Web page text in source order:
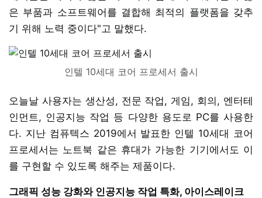
은 부품과 소프트웨어를 결합해 최적의 플랫폼을 갖추
기 위해 노력 중이다"고 말했다.
인텔 10세대 코어 프로세서 출시
오늘날 사용자는 생산성, 전문 작업, 게임, 회의, 엔터테
인먼트, 인공지능 작업 등 다양한 용도로 PC를 사용한
다. 지난 컴퓨텍스 2019에서 발표한 인텔 10세대 코어
프로세서는 노트북 같은 휴대가 가능한 기기에서도 이
를 구현할 수 있도록 해주는 제품이다.
그래픽 성능 강화와 인공지능 작업 특화, 아이스레이크